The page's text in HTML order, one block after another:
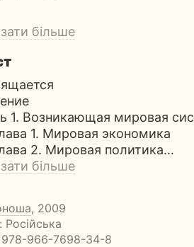
більше
1. Возникающая мировая
1. Мировая экономика
2. Мировая политика…
більше
, 2009
978-966-7698-34-8